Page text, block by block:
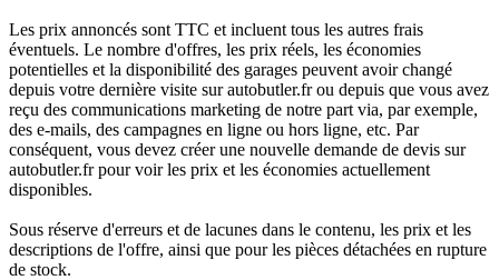
Les prix annoncés sont TTC et incluent tous les autres frais
éventuels. Le nombre d'offres, les prix réels, les économies
potentielles et la disponibilité des garages peuvent avoir changé
depuis votre dernière visite sur autobutler.fr ou depuis que vous avez
reçu des communications marketing de notre part via, par exemple,
des e-mails, des campagnes en ligne ou hors ligne, etc. Par
conséquent, vous devez créer une nouvelle demande de devis sur
autobutler.fr pour voir les prix et les économies actuellement
disponibles.
Sous réserve d'erreurs et de lacunes dans le contenu, les prix et les
descriptions de l'offre, ainsi que pour les pièces détachées en rupture
de stock.